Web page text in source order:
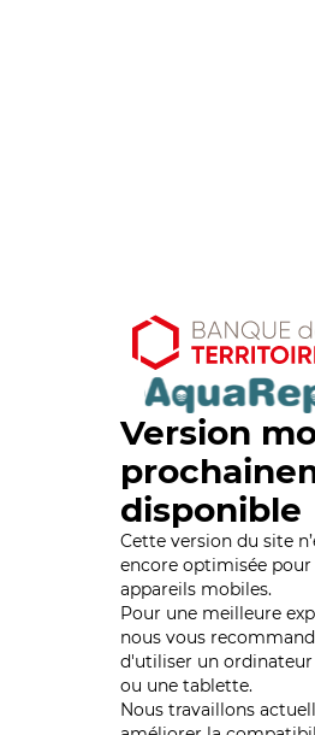
Version
disponible
Cette version du site
encore optimisée pour
appareils mobiles.
Pour une meilleure
nous vous
d'utiliser un ordinateur
ou une tablette.
Nous travaillons